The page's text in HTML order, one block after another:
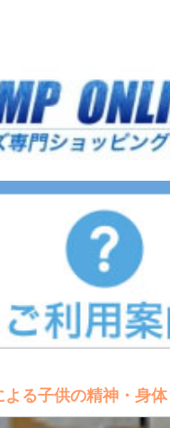
る子供の精神・身